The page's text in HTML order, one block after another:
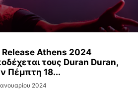
Release Athens 2024
τους Duran Duran,
Πέμπτη 18...
2024